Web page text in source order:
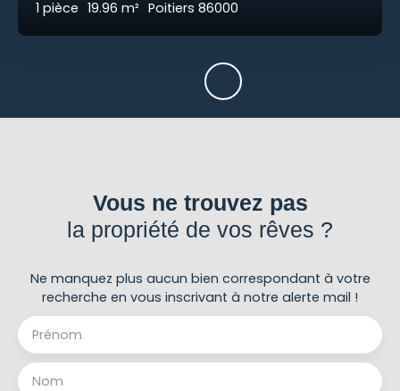
1 pièce 19.96 m² Poitiers 86000
Vous ne trouvez pas
la propriété de vos rêves ?
Ne manquez plus aucun bien correspondant à votre
recherche en vous inscrivant à notre alerte mail !
Prénom
Nom